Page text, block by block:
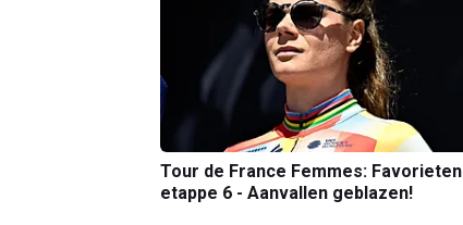
Tour de France Femmes: Favorieten
etappe 6 - Aanvallen geblazen!